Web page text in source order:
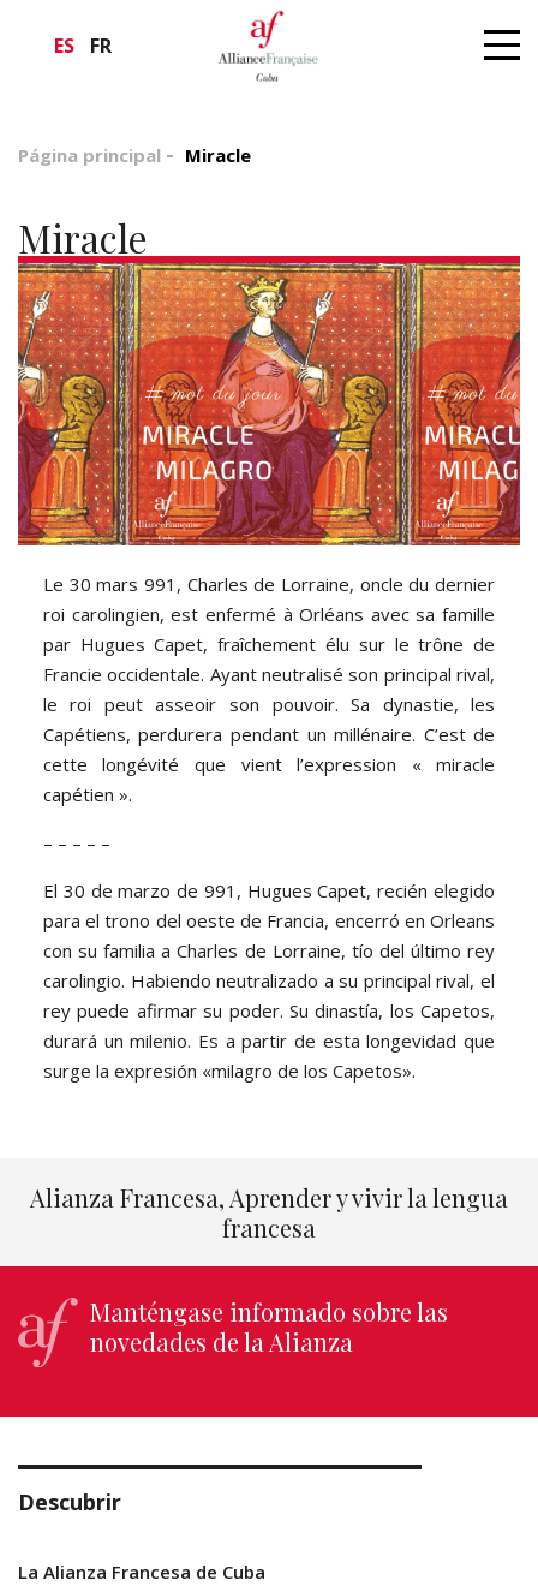
ES FR
Página principal Miracle
Miracle
Le 30 mars 991, Charles de Lorraine, oncle du dernier
roi carolingien, est enfermé à Orléans avec sa famille
par Hugues Capet, fraîchement élu sur le trône de
Francie occidentale. Ayant neutralisé son principal rival,
le roi peut asseoir son pouvoir. Sa dynastie, les
Capétiens, perdurera pendant un millénaire. C’est de
cette longévité que vient l’expression « miracle
capétien ».
– – – – –
El 30 de marzo de 991, Hugues Capet, recién elegido
para el trono del oeste de Francia, encerró en Orleans
con su familia a Charles de Lorraine, tío del último rey
carolingio. Habiendo neutralizado a su principal rival, el
rey puede afirmar su poder. Su dinastía, los Capetos,
durará un milenio. Es a partir de esta longevidad que
surge la expresión «milagro de los Capetos».
Alianza Francesa, Aprender y vivir la lengua
francesa
Manténgase informado sobre las
novedades de la Alianza
Descubrir
La Alianza Francesa de Cuba